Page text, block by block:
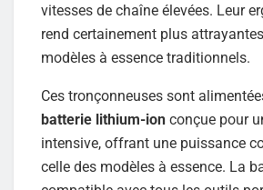
vitesses de chaîne élevées. Leur
rend certainement plus
modèles à essence traditionnels.
Ces tronçonneuses sont
batterie lithium-ion conçue pour
intensive, offrant une puissance
celle des modèles à essence. La